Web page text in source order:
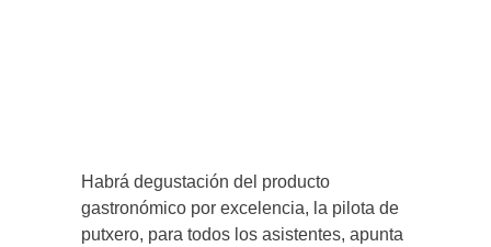
Habrá degustación del producto
gastronómico por excelencia, la pilota de
putxero, para todos los asistentes, apunta